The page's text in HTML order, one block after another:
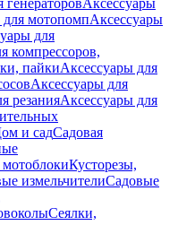
генераторовАксессуары
для мотопомпАксессуары
для
компрессоров,
пайкиАксессуары для
Аксессуары для
резанияАксессуары для
и садСадовая
Кусторезы,
измельчителиСадовые
Сеялки,